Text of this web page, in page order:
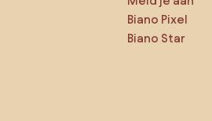
Biano Pixel
Biano Star